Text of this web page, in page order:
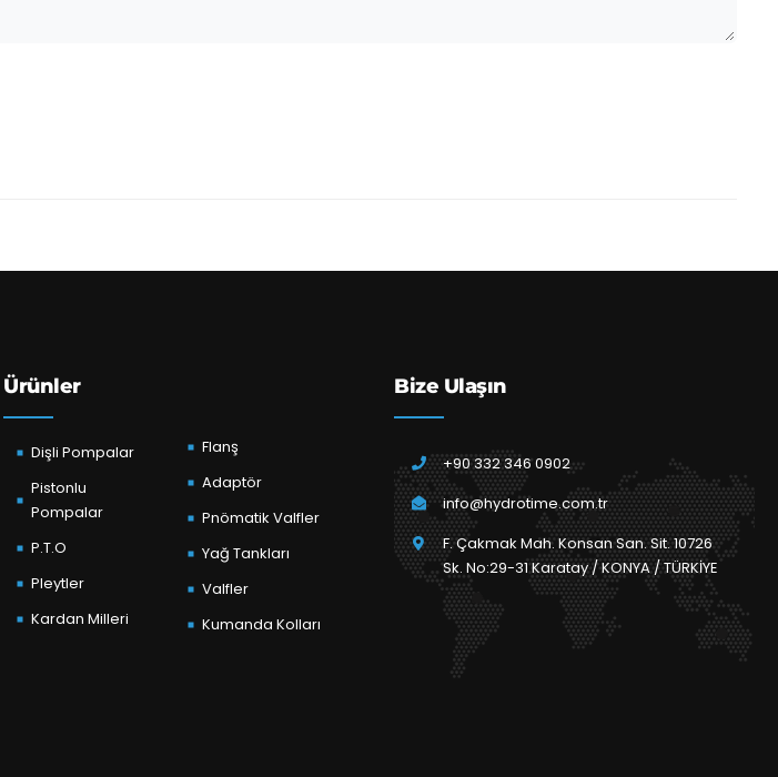
Ürünler
Dişli Pompalar
Pistonlu
Pompalar
P.T.O
Pleytler
Kardan Milleri
Flanş
Adaptör
Pnömatik Valfler
Yağ Tankları
Valfler
Kumanda Kolları
Bize Ulaşın
+90 332 346 0902
info@hydrotime.com.tr
F. Çakmak Mah. Konsan San. Sit. 10726
Sk. No:29-31 Karatay / KONYA / TÜRKİYE